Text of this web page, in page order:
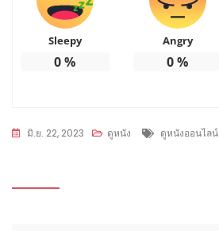
Sleepy
0%
Angry
0%
มิ.ย. 22, 2023 ดูหนัง Tags
ดูหนังออนไลน์